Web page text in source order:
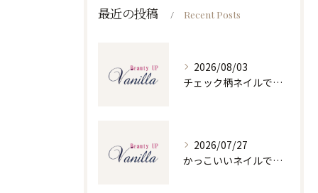
最近の投稿 Recent Posts
2026/08/03
チェック柄ネイルで人気ネイルを大人可愛くセルフで仕上げるコツと季節別デザイン集
2026/07/27
かっこいいネイルで人気ネイルを三重県四日市市和無田町で楽しむポイント